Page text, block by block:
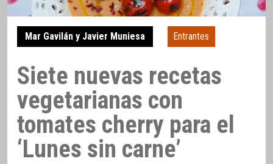
Mar Gavilán y Javier Muniesa Entrantes
Siete nuevas recetas
vegetarianas con
tomates cherry para el
‘Lunes sin carne’